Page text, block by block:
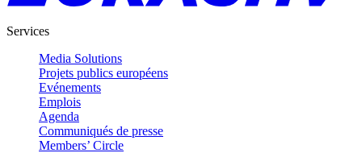
Services
Media Solutions
Projets publics européens
Evénements
Emplois
Agenda
Communiqués de presse
Members’ Circle